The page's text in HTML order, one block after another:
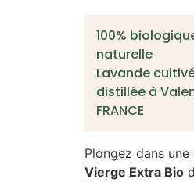
100%
naturelle
Lavande
distillée à
FRANCE
Plongez dans
Vierge Extra Bio